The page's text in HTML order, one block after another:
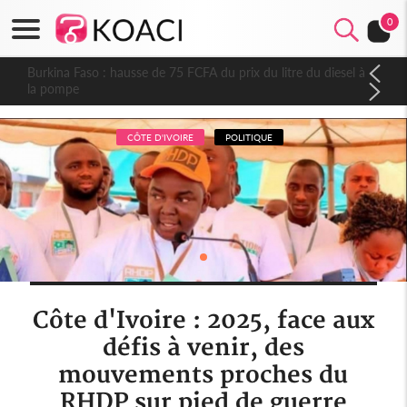
0
Burkina Faso : hausse de 75 FCFA du prix du litre du diesel à
la pompe
CÔTE D'IVOIRE POLITIQUE
Côte d'Ivoire : 2025, face aux
défis à venir, des
mouvements proches du